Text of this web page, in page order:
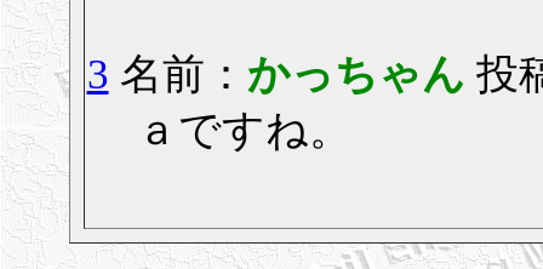
3 名前： かっちゃん 投
ａですね。